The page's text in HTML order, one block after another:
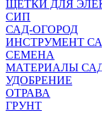
ЩЕТКИ ДЛЯ
СИП
САД-ОГОРОД
ИНСТРУМЕНТ
СЕМЕНА
МАТЕРИАЛЫ
УДОБРЕНИЕ
ОТРАВА
ГРУНТ